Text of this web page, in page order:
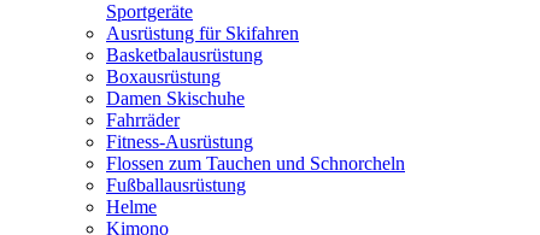
Sportgeräte
Ausrüstung für Skifahren
Basketbalausrüstung
Boxausrüstung
Damen Skischuhe
Fahrräder
Fitness-Ausrüstung
Flossen zum Tauchen und Schnorcheln
Fußballausrüstung
Helme
Kimono